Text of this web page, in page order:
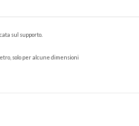
sul supporto.
solo per alcune dimensioni